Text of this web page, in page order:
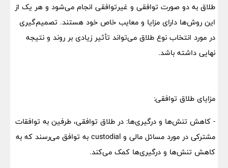
طلاق به دو صورت توافقی و غیرتوافقی انجام می‌شود و هر یک از
این روش‌ها دارای مزایا و معایب خاص خود هستند. تصمیم‌گیری
در مورد انتخاب نوع طلاق می‌تواند تأثیر زیادی بر روند و نتیجه
نهایی داشته باشد.
مزایای طلاق توافقی:
- کاهش تنش‌ها و درگیری‌ها: در طلاق توافقی، طرفین به توافقات
مشترکی در مورد مسائل مالی و custodial به توافق می‌رسند که به
کاهش تنش‌ها و درگیری‌ها کمک می‌کند.